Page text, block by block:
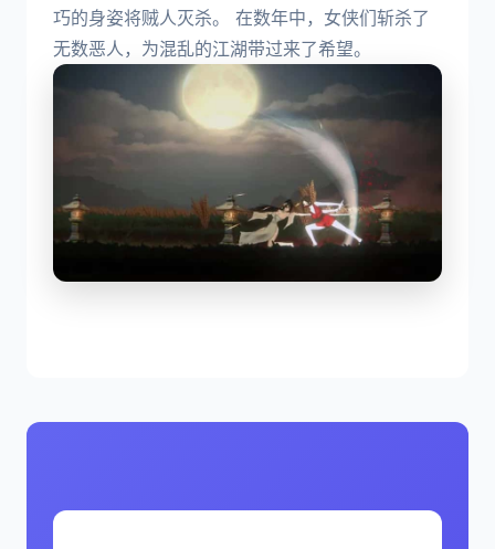
巧的身姿将贼人灭杀。 在数年中，女侠们斩杀了
无数恶人，为混乱的江湖带过来了希望。